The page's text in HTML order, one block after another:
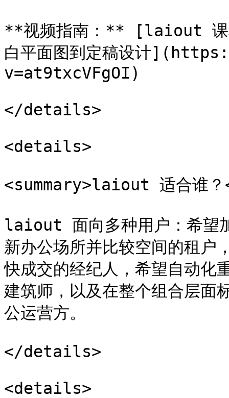
**视频指南：** [laiout
白平面图到定稿设计
v=at9txcVFgOI)
</details>
<details>
<summary>laiout 适合谁？
laiout 面向多种用户：希望
新办公场所并比较空间的租户
快成交的经纪人，希望自动化
建筑师，以及在整个组合层面
公运营方。
</details>
<details>